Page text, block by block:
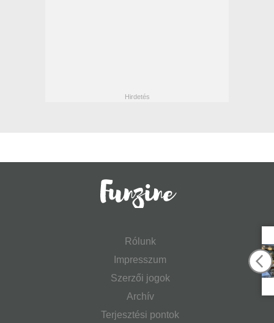
Rólunk
Impresszum
Szerzői jogok
Archív
Terjesztési pontok